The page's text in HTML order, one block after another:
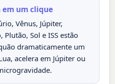
um clique
Vênus, Júpiter,
Sol e ISS estão
dramaticamente um
acelera em Júpiter ou